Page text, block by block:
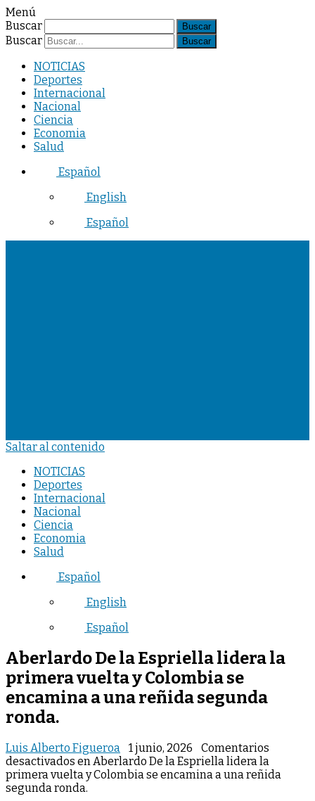
Menú
Buscar
Buscar
NOTICIAS
Deportes
Internacional
Nacional
Ciencia
Economia
Salud
Español
English
Español
Saltar al contenido
NOTICIAS
Deportes
Internacional
Nacional
Ciencia
Economia
Salud
Español
English
Español
Aberlardo De la Espriella lidera la
primera vuelta y Colombia se
encamina a una reñida segunda
ronda.
Luis Alberto Figueroa 1 junio, 2026
Comentarios
desactivados en Aberlardo De la Espriella lidera la
primera vuelta y Colombia se encamina a una reñida
segunda ronda.